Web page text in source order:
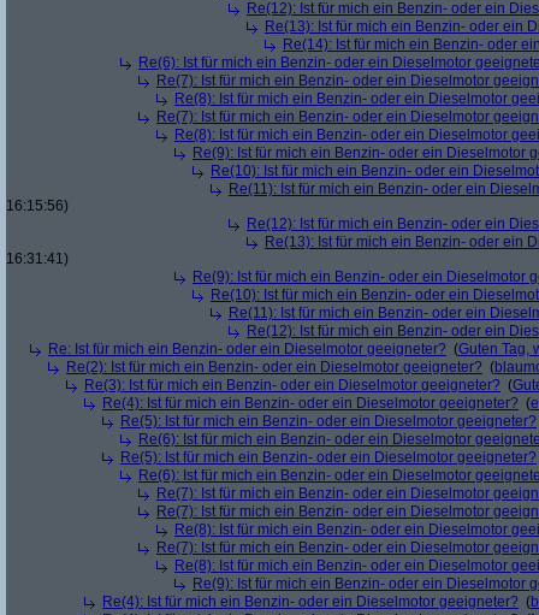
Re(12): Ist für mich ein Benzin- oder ein
Re(13): Ist für mich ein Benzin- oder ein
Re(14): Ist für mich ein Benzin- oder
Re(6): Ist für mich ein Benzin- oder ein Dieselmotor
Re(7): Ist für mich ein Benzin- oder ein Dieselmotor
Re(8): Ist für mich ein Benzin- oder ein Dieselmotor
Re(7): Ist für mich ein Benzin- oder ein Dieselmotor
Re(8): Ist für mich ein Benzin- oder ein Dieselmotor
Re(9): Ist für mich ein Benzin- oder ein Dieselmotor
Re(10): Ist für mich ein Benzin- oder ein
Re(11): Ist für mich ein Benzin- oder ein
16:15:56)
Re(12): Ist für mich ein Benzin- oder ein
Re(13): Ist für mich ein Benzin- oder ein
16:31:41)
Re(9): Ist für mich ein Benzin- oder ein Dieselmotor
Re(10): Ist für mich ein Benzin- oder ein
Re(11): Ist für mich ein Benzin- oder ein
Re(12): Ist für mich ein Benzin- oder ein
Re: Ist für mich ein Benzin- oder ein Dieselmotor geeigneter? (Guten Tag,
Re(2): Ist für mich ein Benzin- oder ein Dieselmotor geeigneter? (
Re(3): Ist für mich ein Benzin- oder ein Dieselmotor geeigneter? (
Re(4): Ist für mich ein Benzin- oder ein Dieselmotor geeigneter? (
Re(5): Ist für mich ein Benzin- oder ein Dieselmotor geeigneter?
Re(6): Ist für mich ein Benzin- oder ein Dieselmotor
Re(5): Ist für mich ein Benzin- oder ein Dieselmotor geeigneter?
Re(6): Ist für mich ein Benzin- oder ein Dieselmotor
Re(7): Ist für mich ein Benzin- oder ein Dieselmotor
Re(7): Ist für mich ein Benzin- oder ein Dieselmotor
Re(8): Ist für mich ein Benzin- oder ein Dieselmotor
Re(7): Ist für mich ein Benzin- oder ein Dieselmotor
Re(8): Ist für mich ein Benzin- oder ein Dieselmotor
Re(9): Ist für mich ein Benzin- oder ein Dieselmotor
Re(4): Ist für mich ein Benzin- oder ein Dieselmotor geeigneter? (